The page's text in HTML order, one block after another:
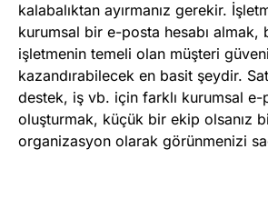
kalabalıktan ayırmanız gerekir.
kurumsal bir e-posta hesabı almak,
işletmenin temeli olan müşteri
kazandırabilecek en basit şeydir.
destek, iş vb. için farklı kurumsal e-
oluşturmak, küçük bir ekip olsanız
organizasyon olarak görünmenizi